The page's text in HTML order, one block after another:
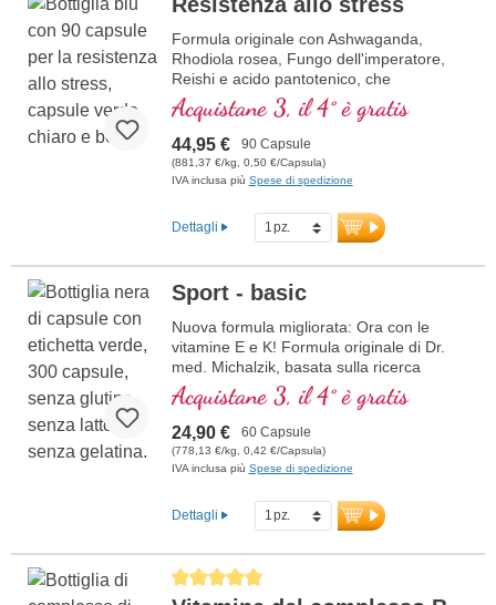
Formula originale con Ashwaganda,
Rhodiola rosea, Fungo dell'imperatore,
Reishi e acido pantotenico, che
contribuisce alla normale prestazioni
mentali. La vitamina E aiuta a proteggere
le cellule dallo stress ossidativo.
Acquistane 3, il 4° è gratis
44,95 € 90 Capsule
(881,37 €/kg, 0,50 €/Capsula)
IVA inclusa più Spese di spedizione
Dettagli
Sport - basic
Nuova formula migliorata: Ora con le
vitamine E e K! Formula originale di Dr.
med. Michalzik, basata sulla ricerca
scientifica più avanzata. Vitamine B 2, 6,
12 e acido folico in forma bioattiva.
Acquistane 3, il 4° è gratis
24,90 € 60 Capsule
(778,13 €/kg, 0,42 €/Capsula)
IVA inclusa più Spese di spedizione
Dettagli
Average rating of 5 out of 5 stars